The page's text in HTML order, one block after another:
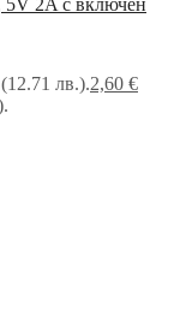
5V 2A с включен
лв.).2,60 €